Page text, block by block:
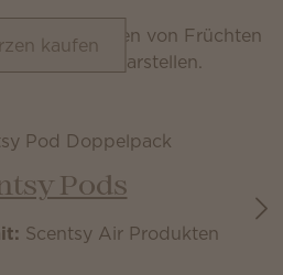
kaufen
Pods
Scentsy Air Produkten